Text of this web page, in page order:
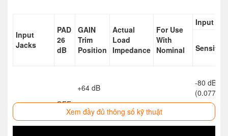
Input
Jacks
PAD
26
dB
GAIN
Trim
Position
Actual
Load
Impedance
For Use
With
Nominal
Input
OFF
+64 dB
-80 dBu
(0.077
+20 dB
-36 dBu
Xem đầy đủ thông số kỹ thuật